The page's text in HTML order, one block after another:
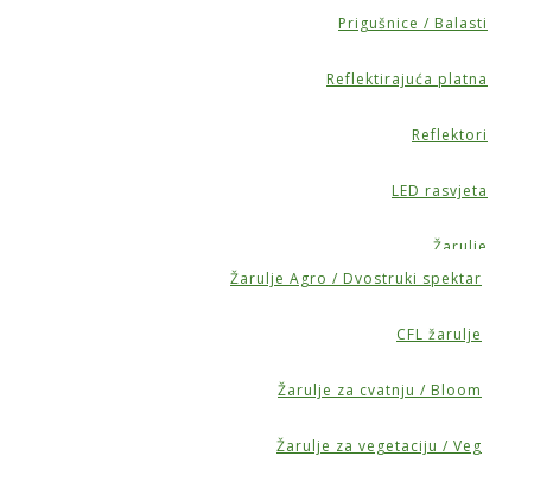
Prigušnice / Balasti
Reflektirajuća platna
Reflektori
LED rasvjeta
Žarulje
Žarulje Agro / Dvostruki spektar
CFL žarulje
Žarulje za cvatnju / Bloom
Žarulje za vegetaciju / Veg